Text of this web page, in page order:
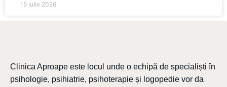
15 iulie 2026
Clinica Aproape este locul unde o echipă de specialiști în
psihologie, psihiatrie, psihoterapie și logopedie vor da